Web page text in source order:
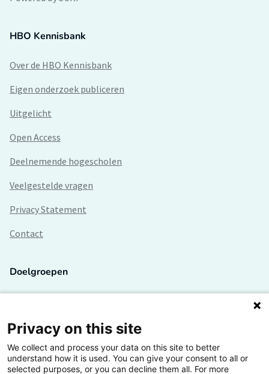
HBO Kennisbank
Over de HBO Kennisbank
Eigen onderzoek publiceren
Uitgelicht
Open Access
Deelnemende hogescholen
Veelgestelde vragen
Privacy Statement
Contact
Doelgroepen
Lectoren en onderzoekers
Bedrijven
Privacy on this site
We collect and process your data on this site to better
understand how it is used. You can give your consent to all or
selected purposes, or you can decline them all. For more